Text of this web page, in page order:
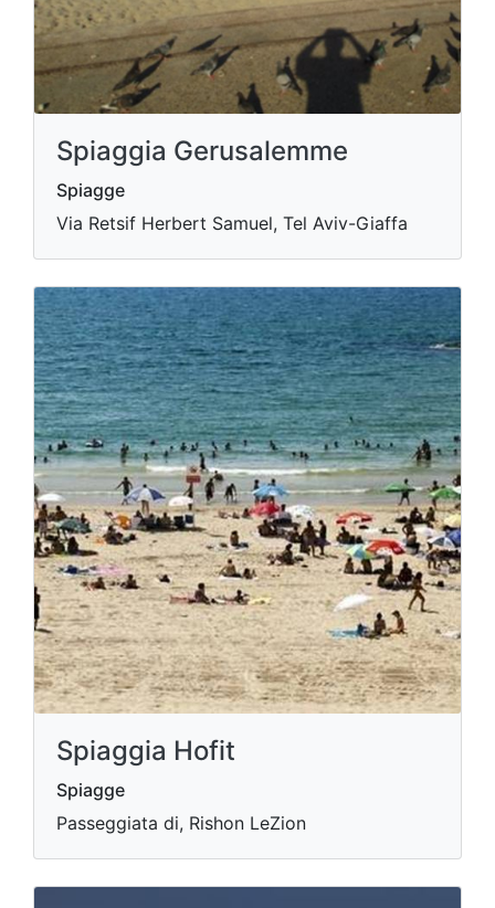
Spiaggia Gerusalemme
Spiagge
Via Retsif Herbert Samuel, Tel Aviv-Giaffa
Spiaggia Hofit
Spiagge
Passeggiata di, Rishon LeZion